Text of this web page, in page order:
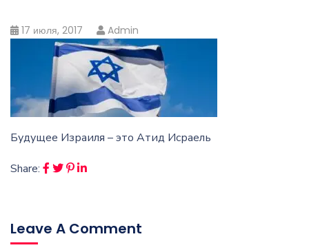
17 июля, 2017 Admin
Будущее Израиля – это Атид Исраель
Share:
Leave A Comment